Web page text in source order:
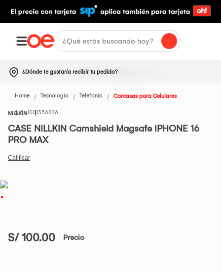
¿Dónde te gustaría recibir tu pedido?
Home Tecnologia Telefonia Carcasas para Celulares
NILLKIN1001356826
CASE NILLKIN Camshield Magsafe IPHONE 16
PRO MAX
S/ 100.00 Precio